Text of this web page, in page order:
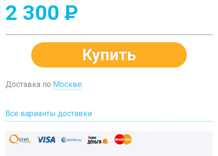
2 300 P
Купить
Доставка по Москве:
Все варианты доставки